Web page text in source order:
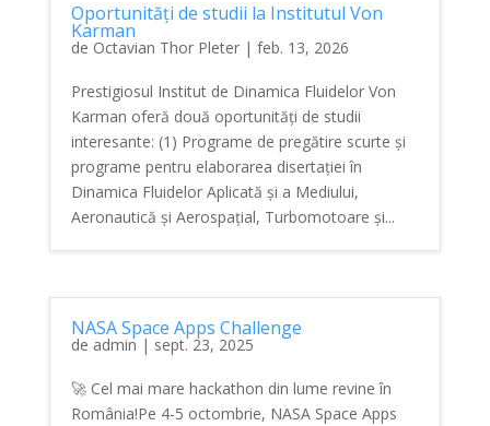
Oportunități de studii la Institutul Von
Karman
de Octavian Thor Pleter| feb. 13, 2026
Prestigiosul Institut de Dinamica Fluidelor Von
Karman oferă două oportunități de studii
interesante: (1) Programe de pregătire scurte și
programe pentru elaborarea disertației în
Dinamica Fluidelor Aplicată și a Mediului,
Aeronautică și Aerospațial, Turbomotoare și...
NASA Space Apps Challenge
de admin | sept. 23, 2025
🚀 Cel mai mare hackathon din lume revine în
România!Pe 4-5 octombrie, NASA Space Apps